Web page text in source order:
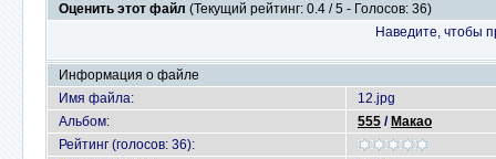
Оценить этот файл (Текущий рейтинг: 0.4 / 5 - Голосов: 36)
Наведите, чтобы
Информация о файле
Имя файла:
12.jpg
Альбом:
555 / Макао
Рейтинг (голосов: 36):